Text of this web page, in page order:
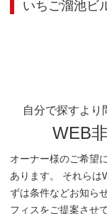
いちご溜池ビ
自分で探すより
WEB
オーナー様のご希望
あります。 それらは
ずは条件などお知ら
フィスをご提案させ